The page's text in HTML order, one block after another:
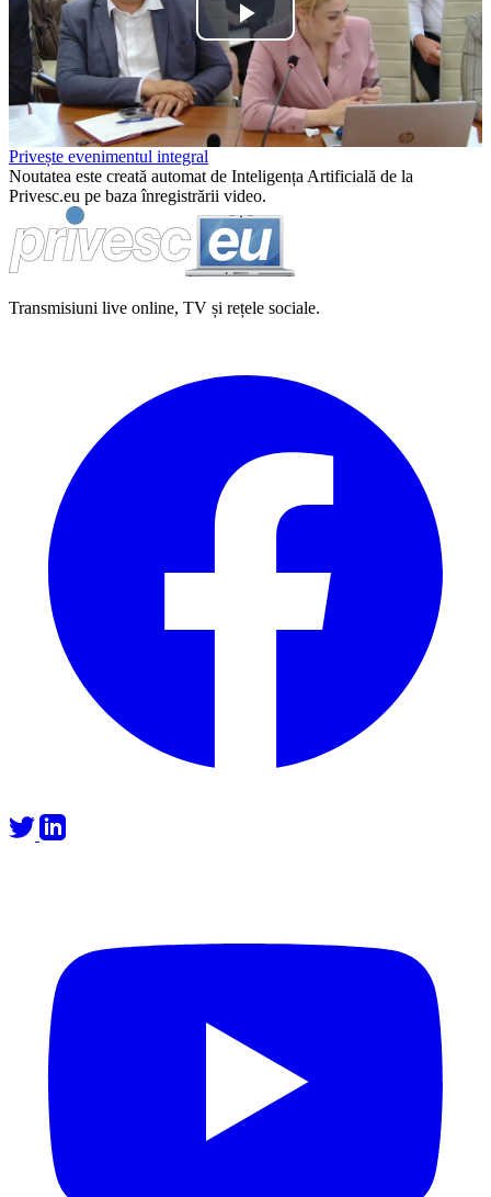
Play
Video
Privește evenimentul integral
Noutatea este creată automat de Inteligența Artificială de la
Privesc.eu pe baza înregistrării video.
Transmisiuni live online, TV și rețele sociale.